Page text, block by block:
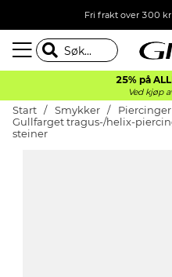
Fri frakt over 300 kr
25% på
Ved kjøp
Start Smykker
Piercinger
Gullfarget tragus-/helix-
steiner